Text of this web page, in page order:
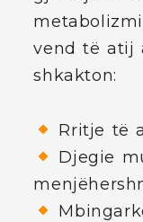
vend të atij
shkakton:
Rritje të
Djegie